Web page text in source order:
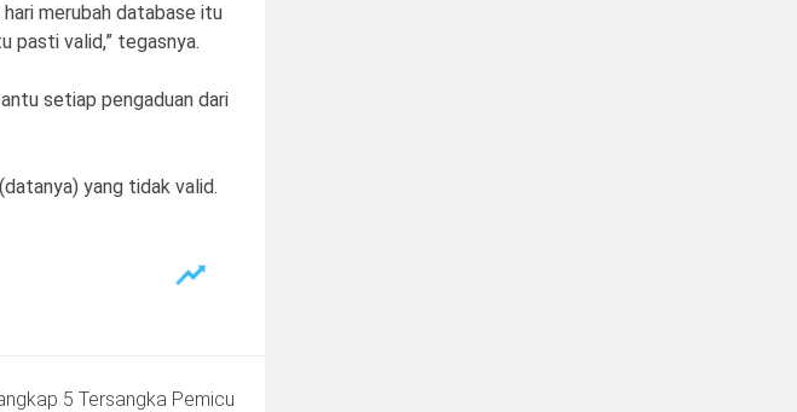
merubah database itu
pasti valid,” tegasnya.
setiap pengaduan dari
yang tidak valid.
5 Tersangka Pemicu